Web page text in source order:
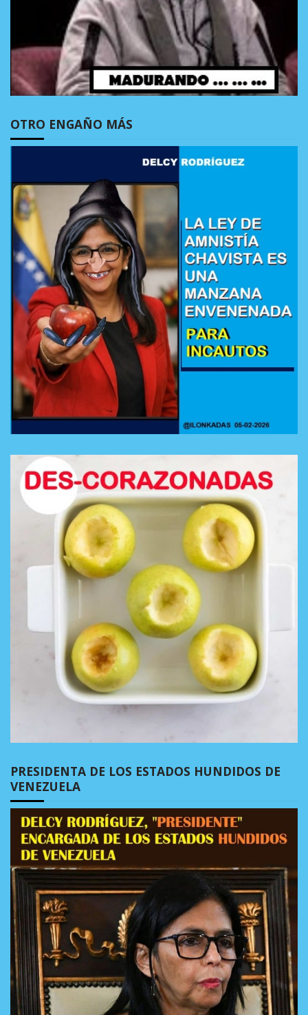
OTRO ENGAÑO MÁS
PRESIDENTA DE LOS ESTADOS HUNDIDOS DE
VENEZUELA